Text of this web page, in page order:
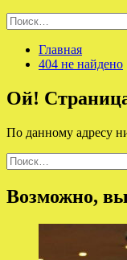
Найти:
Главная
404 не найдено
Ой!
По данному адресу
Найти:
Возможно,